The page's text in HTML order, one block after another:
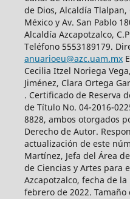
de Dios, Alcaldía Tlalpan,
México y Av. San Pablo
Alcaldía Azcapotzalco,
Teléfono 5553189179.
anuarioeu@azc.uam.mx
Cecilia Itzel Noriega
Jiménez, Clara Ortega
. Certificado de Reserva
de Título No. 04-2016-
8828, ambos otorgados
Derecho de Autor.
actualización de este
Martínez, Jefa del Área
de Ciencias y Artes para
Azcapotzalco, fecha de
febrero de 2022. Tamaño